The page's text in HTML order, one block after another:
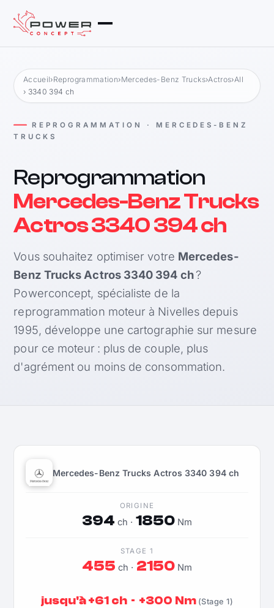
Accueil›Reprogrammation›Mercedes-Benz Trucks›Actros›All
› 3340 394 ch
REPROGRAMMATION · MERCEDES-BENZ
TRUCKS
Reprogrammation
Mercedes-Benz Trucks
Actros 3340 394 ch
Vous souhaitez optimiser votre Mercedes-
Benz Trucks Actros 3340 394 ch?
Powerconcept, spécialiste de la
reprogrammation moteur à Nivelles depuis
1995, développe une cartographie sur mesure
pour ce moteur : plus de couple, plus
d'agrément ou moins de consommation.
Mercedes-Benz Trucks Actros 3340 394 ch
ORIGINE
394 ch · 1850Nm
STAGE 1
455 ch · 2150Nm
jusqu'à +61 ch · +300 Nm (Stage 1)